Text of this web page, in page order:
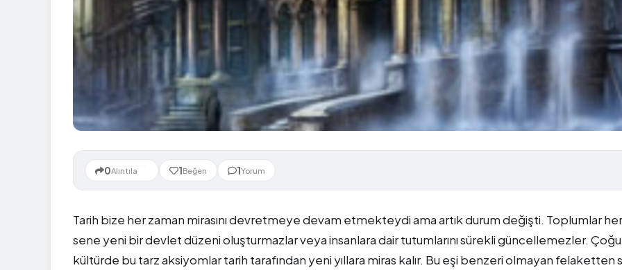
0Alıntıla 1Beğen 1Yorum
Tarih bize her zaman mirasını devretmeye devam etmekteydi ama artık durum değişti. Toplumlar her
sene yeni bir devlet düzeni oluşturmazlar veya insanlara dair tutumlarını sürekli güncellemezler. Çoğu
kültürde bu tarz aksiyomlar tarih tarafından yeni yıllara miras kalır. Bu eşi benzeri olmayan felaketten